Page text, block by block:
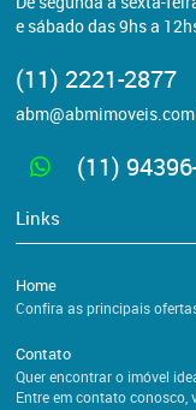
e sábado das 9hs a
(11) 2221-2877
(11)
Links
Home
Confira as principais
Contato
Quer encontrar o imóvel
Entre em contato conosco,